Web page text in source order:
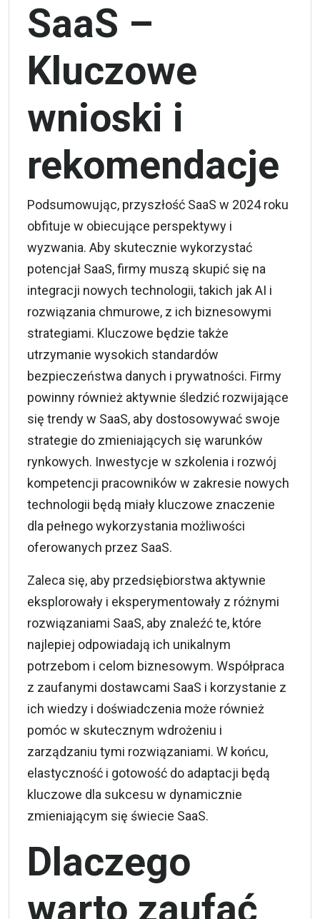
SaaS –
Kluczowe
wnioski i
rekomendacje
Podsumowując, przyszłość SaaS w 2024 roku
obfituje w obiecujące perspektywy i
wyzwania. Aby skutecznie wykorzystać
potencjał SaaS, firmy muszą skupić się na
integracji nowych technologii, takich jak AI i
rozwiązania chmurowe, z ich biznesowymi
strategiami. Kluczowe będzie także
utrzymanie wysokich standardów
bezpieczeństwa danych i prywatności. Firmy
powinny również aktywnie śledzić rozwijające
się trendy w SaaS, aby dostosowywać swoje
strategie do zmieniających się warunków
rynkowych. Inwestycje w szkolenia i rozwój
kompetencji pracowników w zakresie nowych
technologii będą miały kluczowe znaczenie
dla pełnego wykorzystania możliwości
oferowanych przez SaaS.
Zaleca się, aby przedsiębiorstwa aktywnie
eksplorowały i eksperymentowały z różnymi
rozwiązaniami SaaS, aby znaleźć te, które
najlepiej odpowiadają ich unikalnym
potrzebom i celom biznesowym. Współpraca
z zaufanymi dostawcami SaaS i korzystanie z
ich wiedzy i doświadczenia może również
pomóc w skutecznym wdrożeniu i
zarządzaniu tymi rozwiązaniami. W końcu,
elastyczność i gotowość do adaptacji będą
kluczowe dla sukcesu w dynamicznie
zmieniającym się świecie SaaS.
Dlaczego
warto zaufać